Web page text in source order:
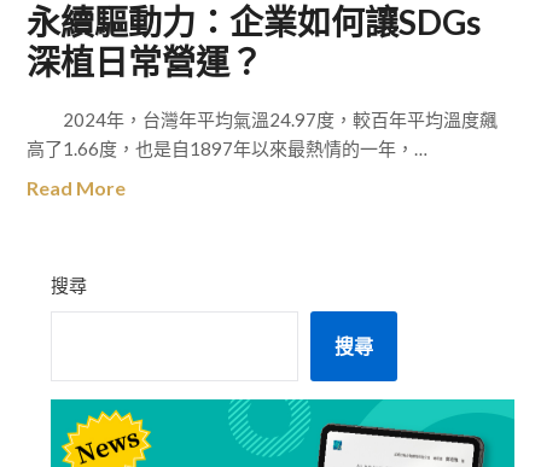
永續驅動力：企業如何讓SDGs
深植日常營運？
2024年，台灣年平均氣溫24.97度，較百年平均溫度飆
高了1.66度，也是自1897年以來最熱情的一年，…
Read More
搜尋
搜尋